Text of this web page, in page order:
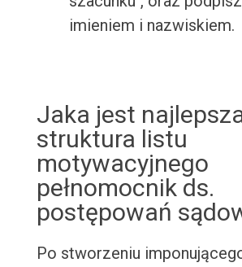
imieniem i nazwiskiem.
Jaka jest
struktura listu
motywacyjnego
pełnomocnik ds.
postępowań
Po stworzeniu